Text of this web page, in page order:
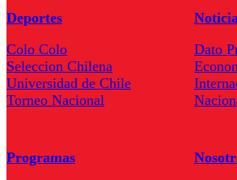
Deportes
Colo Colo
Seleccion Chilena
Universidad de Chile
Torneo Nacional
Dato
Programas